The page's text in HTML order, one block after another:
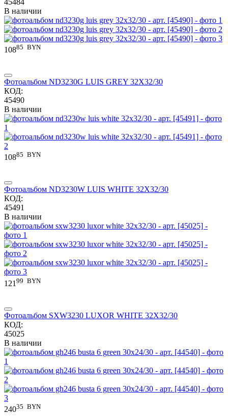
В наличии
10885 BYN
Фотоальбом ND3230G LUIS GREY 32X32/30
КОД:
45490
В наличии
10885 BYN
Фотоальбом ND3230W LUIS WHITE 32X32/30
КОД:
45491
В наличии
121 99 BYN
Фотоальбом SXW3230 LUXOR WHITE 32X32/30
КОД:
45025
В наличии
24035 BYN